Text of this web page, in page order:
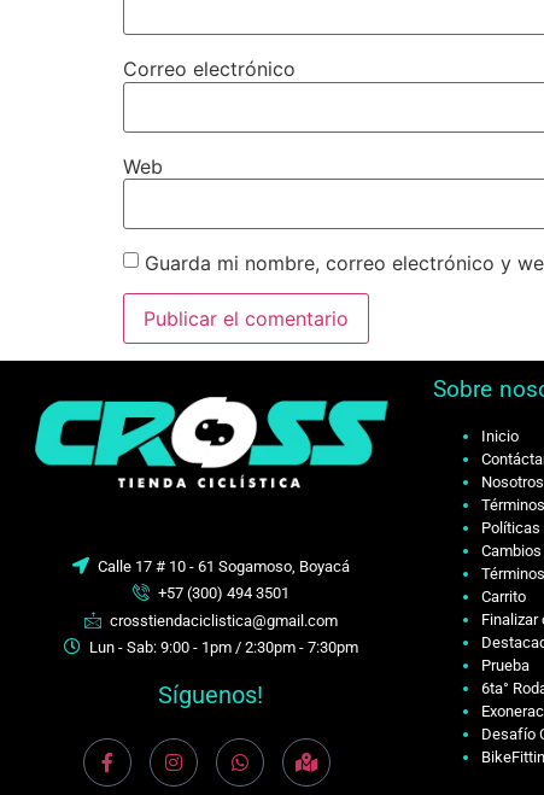
Correo electrónico
Web
Guarda mi nombre, correo electrónico y
Calle 17 # 10 - 61 Sogamoso, Boyacá
+57 (300) 494 3501
crosstiendaciclistica@gmail.com
Lun - Sab: 9:00 - 1pm / 2:30pm - 7:30pm
Síguenos!
Sobre
Inicio
Nosotros
Políticas
Carrito
Finalizar
Prueba
6ta°
Desafío